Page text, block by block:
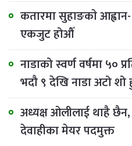
कतारमा सुहाङकाे
एकजुट होऔँ
नाडाको स्वर्ण वर्षमा ५०
भदौ ९ देखि नाडा अटो शो
अध्यक्ष ओलीलाई थाहै
देवाहीका मेयर पदमुक्त